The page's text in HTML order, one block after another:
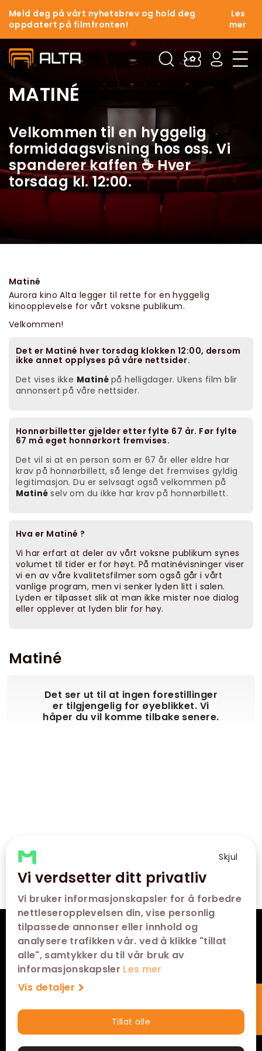
Skjul
Vi verdsetter ditt privatliv
Vi bruker informasjonskapsler for å forbedre
nettleseropplevelsen din, vise personlig
tilpassede annonser eller innhold og
analysere trafikken vår. ved å klikke "tillat
alle", samtykker du til vår bruk av
informasjonskapsler Les mer
Vis detaljer
Tillat alle
Meld deg på vårt nyhetsbrev og hold deg
oppdatert på filmfronten!
Les
mer
MATINÉ
Velkommen til en hyggelig
formiddagsvisning hos oss. Vi
spanderer kaffen ☕ Hver
torsdag kl. 12:00.
Matiné
Aurora kino Alta legger til rette for en hyggelig
kinoopplevelse for vårt voksne publikum.
Velkommen!
Det er Matiné hver torsdag klokken 12:00, dersom
ikke annet opplyses på våre nettsider.
Det vises ikke Matiné på helligdager. Ukens film blir
annonsert på våre nettsider.
Honnørbilletter gjelder etter fylte 67 år. Før fylte
67 må eget honnørkort fremvises.
Det vil si at en person som er 67 år eller eldre har
krav på honnørbillett, så lenge det fremvises gyldig
legitimasjon. Du er selvsagt også velkommen på
Matinéselv om du ikke har krav på honnørbillett.
Hva er Matiné ?
Vi har erfart at deler av vårt voksne publikum synes
volumet til tider er for høyt. På matinévisninger viser
vi en av våre kvalitetsfilmer som også går i vårt
vanlige program, men vi senker lyden litt i salen.
Lyden er tilpasset slik at man ikke mister noe dialog
eller opplever at lyden blir for høy.
Matiné
Det ser ut til at ingen forestillinger
er tilgjengelig for øyeblikket. Vi
håper du vil komme tilbake senere.
VÅRE KINOER
SNARVEIER
KONTAKT